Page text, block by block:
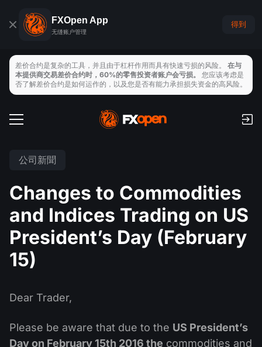
FXOpen App
无缝账户管理
得到
支付
存取款
交易工具
商品
股票
交易平臺
TickTrader
MT4
MT5
比較
FXOpen App
iOS FXOpen App
Android FXOpen App
VPS
FIX API
經濟日曆
新聞與分析
什麼是差價合約交易?
公司新聞
為什麼選擇我們
聯繫我們
公司新聞
Changes to Commodities
and Indices Trading on US
President’s Day (February
15)
Dear Trader,
Please be aware that due to the US President’s
Day on February 15th 2016 the commodities and
差价合约是复杂的工具，并且由于杠杆作用而具有快速亏损的风险。 在与
本提供商交易差价合约时，60%的零售投资者账户会亏损。 您应该考虑是
否了解差价合约是如何运作的，以及您是否有能力承担损失资金的高风险。